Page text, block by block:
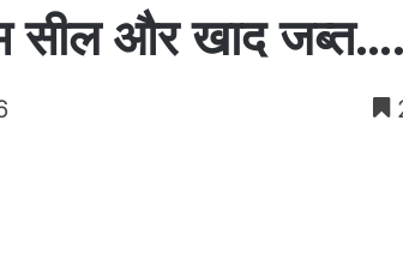
सील और खाद जब्त….